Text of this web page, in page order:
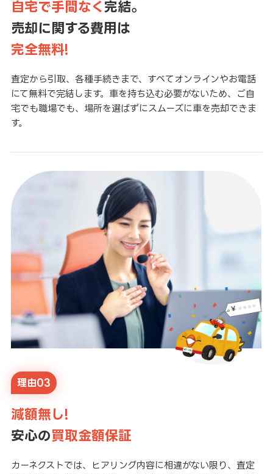
自宅で手間なく 完結。
売却に関する費用は
完全無料!
査定から引取、各種手続きまで、すべてオンラインやお電話
にて無料で完結します。車を持ち込む必要がないため、ご自
宅でも職場でも、場所を選ばずにスムーズに車を売却できま
す。
理由03
減額無し!
安心の買取金額保証
カーネクストでは、ヒアリング内容に相違がない限り、査定